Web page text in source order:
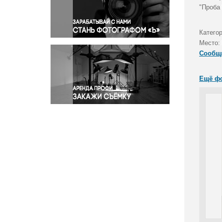
Правосудие
Происшествия и конфликты
Религия
Светская жизнь
Спорт
Экология
Экономика и бизнес
"Проба
Место:
Ещё